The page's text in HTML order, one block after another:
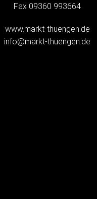
Fax 09360 993664
www.markt-thuengen.de
info@markt-thuengen.de